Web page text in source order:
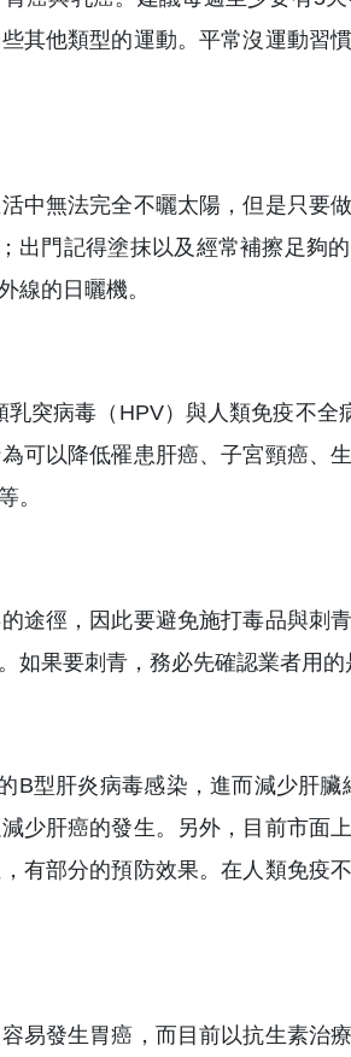
其他類型的運動。平常沒運動習
中無法完全不曬太陽，但是只要
出門記得塗抹以及經常補擦足夠
線的日曬機。
突病毒（HPV）與人類免疫不全
可以降低罹患肝癌、子宮頸癌、
。
途徑，因此要避免施打毒品與刺
如果要刺青，務必先確認業者用
B型肝炎病毒感染，進而減少肝
少肝癌的發生。另外，目前市面
有部分的預防效果。在人類免疫
易發生胃癌，而目前以抗生素治